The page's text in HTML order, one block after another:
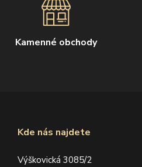
Kamenné obchody
Kde nás najdete
Výškovická 3085/2